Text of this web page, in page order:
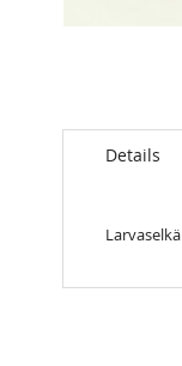
to
images
Details